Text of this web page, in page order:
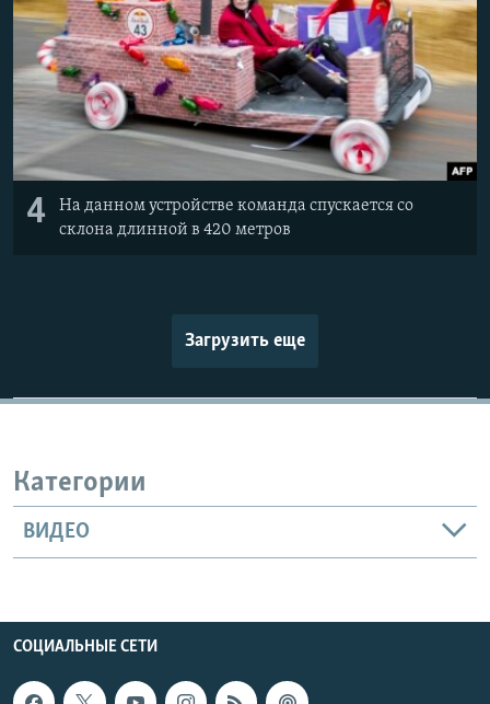
4
На данном устройстве команда спускается со
склона длинной в 420 метров
Загрузить еще
Категории
ВИДЕО
СОЦИАЛЬНЫЕ СЕТИ